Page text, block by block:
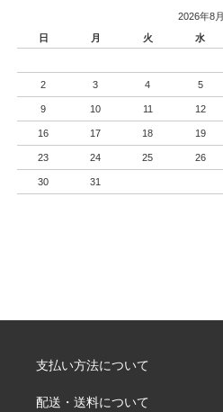
2026年8月
日
月 火 水
2 3 4 5
9 10 11 12
16 17 18 19
23 24 25 26
30 31
支払い方法について
配送・送料について